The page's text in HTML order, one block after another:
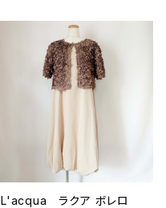
L'acqua ラクア ボレロ